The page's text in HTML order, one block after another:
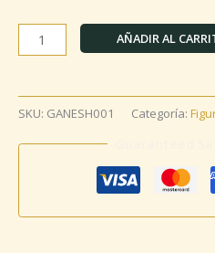
AÑADIR AL
SKU: GANESH001 Categoría: